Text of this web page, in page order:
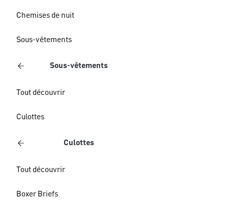
Chemises de nuit
Sous-vêtements
Sous-vêtements
Tout découvrir
Culottes
Culottes
Tout découvrir
Boxer Briefs